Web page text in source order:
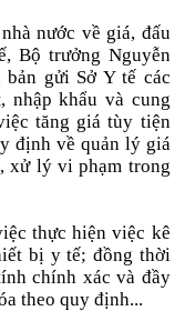
nước về giá, đấu
Bộ trưởng Nguyễn
gửi Sở Y tế các
nhập khẩu và cung
tăng giá tùy tiện
định về quản lý giá
xử lý vi phạm trong
thực hiện việc kê
bị y tế; đồng thời
chính xác và đầy
theo quy định...